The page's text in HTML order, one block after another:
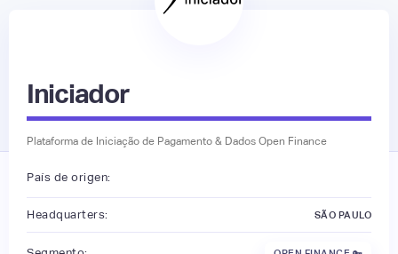
Iniciador
Plataforma de Iniciação de Pagamento & Dados Open Finance
País de origen:
Headquarters: SÃO PAULO